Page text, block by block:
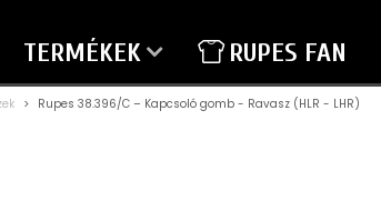
TERMÉKEK RUPES FAN
> Rupes 38.396/C – Kapcsoló gomb - Ravasz (HLR - LHR)